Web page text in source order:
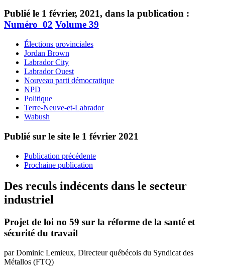
Publié le 1 février, 2021, dans la publication :
Numéro_02 Volume 39
Élections provinciales
Jordan Brown
Labrador City
Labrador Ouest
Nouveau parti démocratique
NPD
Politique
Terre-Neuve-et-Labrador
Wabush
Publié sur le site le 1 février 2021
Publication précédente
Prochaine publication
Des reculs indécents dans le secteur
industriel
Projet de loi no 59 sur la réforme de la santé et
sécurité du travail
par Dominic Lemieux, Directeur québécois du Syndicat des
Métallos (FTQ)